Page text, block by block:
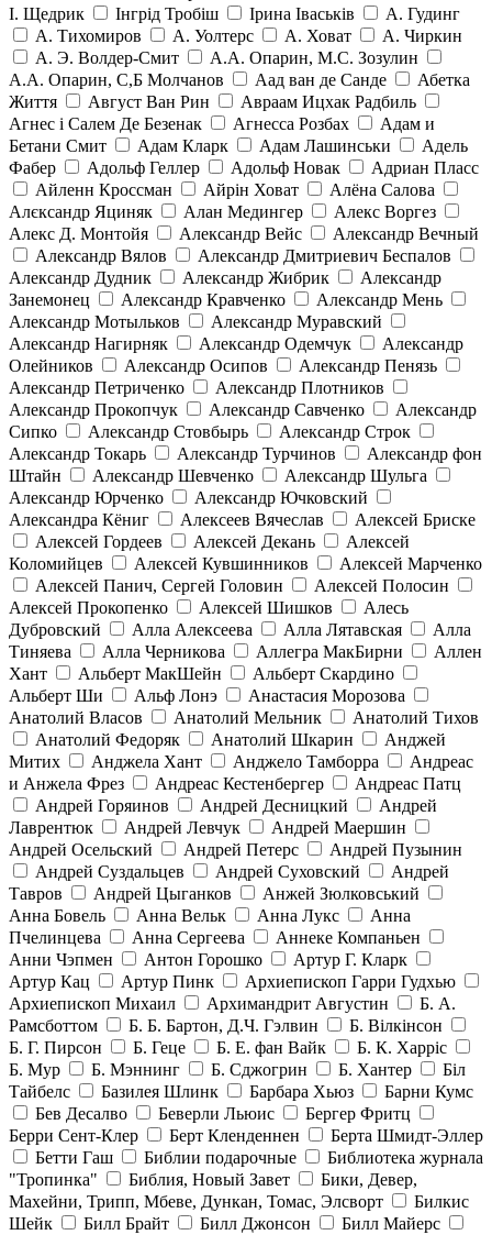
І. Щедрик
Інгрід Тробіш Ірина Іваськів
А. Гудинг
А. Тихомиров
А. Уолтерс А. Ховат
А. Чиркин
А. Э. Волдер-Смит
А.А. Опарин, М.С. Зозулин
А.А. Опарин, С,Б Молчанов
Аад ван де Санде
Абетка
Життя
Август Ван Рин
Авраам Ицхак Радбиль
Агнес і Салем Де Безенак
Агнесса Розбах
Адам и
Бетани Смит
Адам Кларк Адам Лашинськи
Адель
Фабер
Адольф Геллер Адольф Новак
Адриан Пласс
Айленн Кроссман
Айрін Ховат
Алёна Салова
Алєксандр Яциняк
Алан Медингер
Алекс Воргез
Алекс Д. Монтойя
Александр Вейс
Александр Вечный
Александр Вялов
Александр Дмитриевич Беспалов
Александр Дудник
Александр Жибрик
Александр
Занемонец
Александр Кравченко
Александр Мень
Александр Мотыльков
Александр Муравский
Александр Нагирняк
Александр Одемчук
Александр
Олейников
Александр Осипов
Александр Пенязь
Александр Петриченко
Александр Плотников
Александр Прокопчук
Александр Савченко
Александр
Сипко
Александр Стовбырь
Александр Строк
Александр Токарь
Александр Турчинов
Александр фон
Штайн
Александр Шевченко
Александр Шульга
Александр Юрченко
Александр Ючковский
Александра Кёниг
Алексеев Вячеслав
Алексей Бриске
Алексей Гордеев
Алексей Декань
Алексей
Коломийцев
Алексей Кувшинников
Алексей Марченко
Алексей Панич, Сергей Головин
Алексей Полосин
Алексей Прокопенко
Алексей Шишков
Алесь
Дубровский
Алла Алексеева Алла Лятавская
Алла
Тиняева
Алла Черникова Аллегра МакБирни
Аллен
Хант
Альберт МакШейн
Альберт Скардино
Альберт Ши
Альф Лонэ
Анастасия Морозова
Анатолий Власов
Анатолий Мельник
Анатолий Тихов
Анатолий Федоряк
Анатолий Шкарин
Анджей
Митих
Анджела Хант Анджело Тамборра
Андреас
и Анжела Фрез
Андреас Кестенбергер
Андреас Патц
Андрей Горяинов
Андрей Десницкий
Андрей
Лаврентюк
Андрей Левчук
Андрей Маершин
Андрей Осельский
Андрей Петерс
Андрей Пузынин
Андрей Суздальцев
Андрей Суховский
Андрей
Тавров
Андрей Цыганков
Анжей Зюлковський
Анна Бовель
Анна Вельк Анна Лукс
Анна
Пчелинцева
Анна Сергеева
Аннеке Компаньен
Анни Чэпмен
Антон Горошко
Артур Г. Кларк
Артур Кац
Артур Пинк
Архиепископ Гарри Гудхью
Архиепископ Михаил
Архимандрит Августин
Б. А.
Рамсботтом
Б. Б. Бартон, Д.Ч. Гэлвин
Б. Вілкінсон
Б. Г. Пирсон
Б. Геце Б. Е. фан Вайк
Б. К. Харріс
Б. Мур
Б. Мэннинг Б. Сджогрин Б. Хантер
Біл
Тайбелс
Базилея Шлинк Барбара Хьюз
Барни Кумс
Бев Десалво
Беверли Льюис
Бергер Фритц
Берри Сент-Клер
Берт Кленденнен
Берта Шмидт-Эллер
Бетти Гаш
Библии подарочные
Библиотека журнала
"Тропинка"
Библия, Новый Завет
Бики, Девер,
Махейни, Трипп, Мбеве, Дункан, Томас, Элсворт
Билкис
Шейк
Билл Брайт Билл Джонсон
Билл Майерс